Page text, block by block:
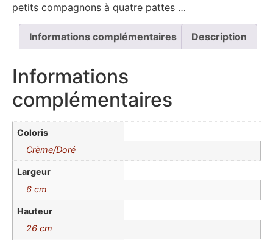
petits compagnons à quatre pattes …
Informations complémentaires Description
Informations
complémentaires
Coloris
Crème/Doré
Largeur
6 cm
Hauteur
26 cm